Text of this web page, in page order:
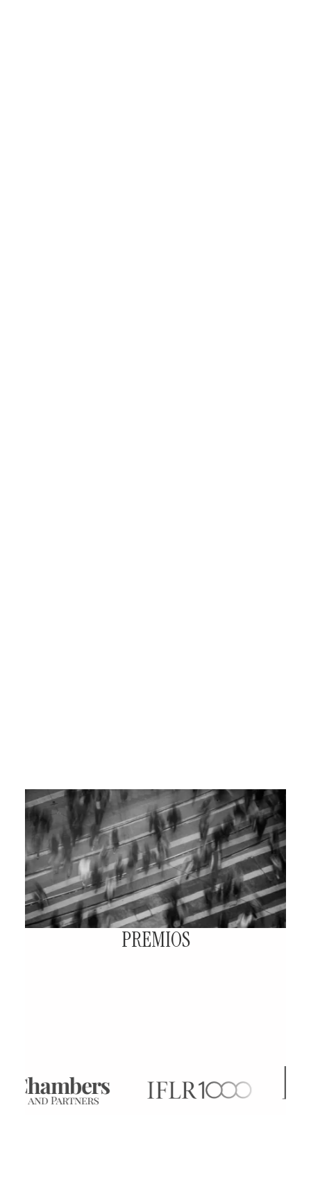
PREMIOS
premios y reconocimientos que
reflejan nuestro compromiso con la